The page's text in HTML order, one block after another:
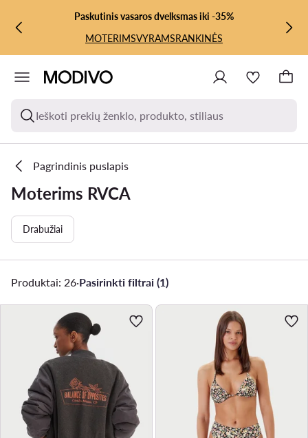
PEREITI PRIE PAGRINDINIO TURINIO
PEREITI Į PAIEŠKĄPaskutinis vasaros dvelksmas iki -35%
MOTERIMSVYRAMSRANKINĖS
Ieškoti prekių ženklo, produkto, stiliaus
Pagrindinis puslapis
Moterims RVCA
Drabužiai
Produktai: 26·Pasirinkti filtrai (1)